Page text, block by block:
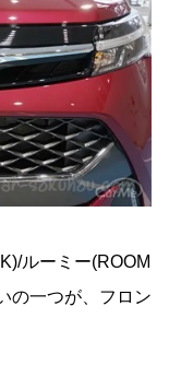
ルーミー(ROOM
の一つが、フロン